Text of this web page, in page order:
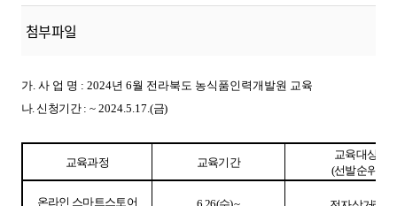
첨부파일
가. 사 업 명 : 2024년 6월 전라북도 농식품인력개발원 교육
나. 신청기간 : ~ 2024.5.17.(금)
교육과정 교육기간
교육대상
(선발순위
온라인 스마트스토어